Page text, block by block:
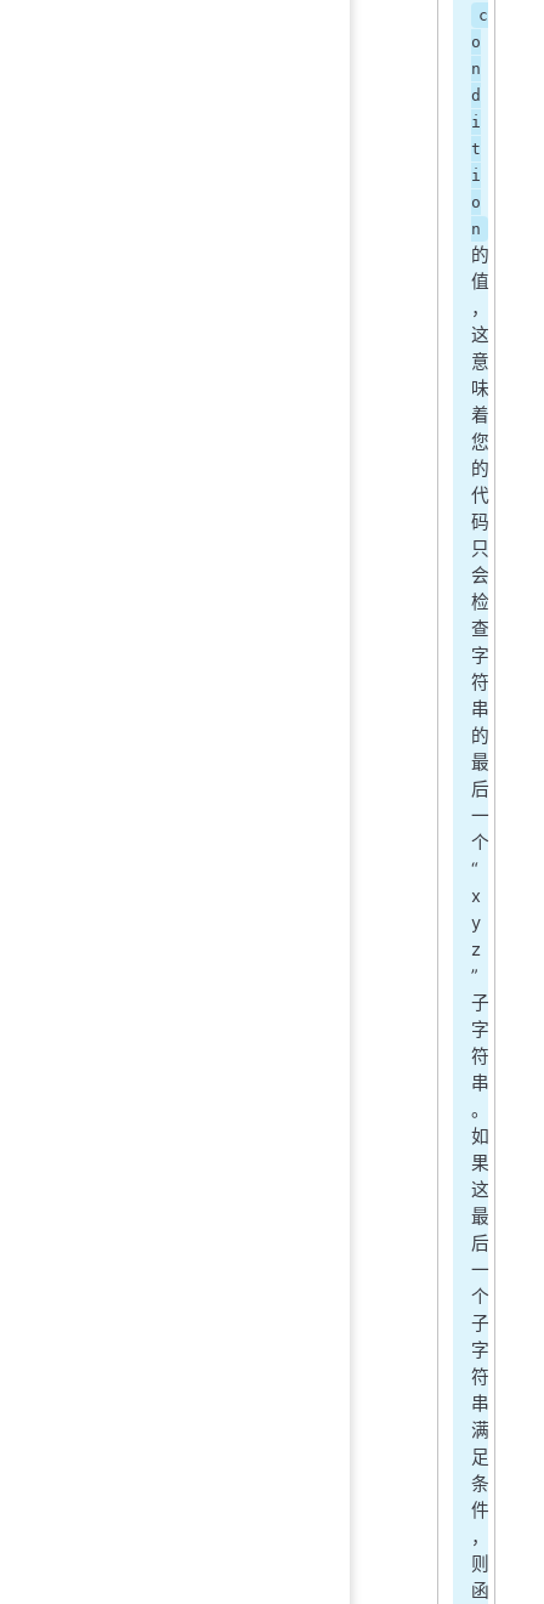
c
o
n
d
i
t
i
o
n
的
值
，
这
意
味
着
您
的
代
码
只
会
检
查
字
符
串
的
最
后
一
个
“
x
y
z
”
子
字
符
串
。
如
果
这
最
后
一
个
子
字
符
串
满
足
条
件
，
则
函